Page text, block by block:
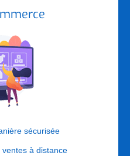
sécurisée
à distance